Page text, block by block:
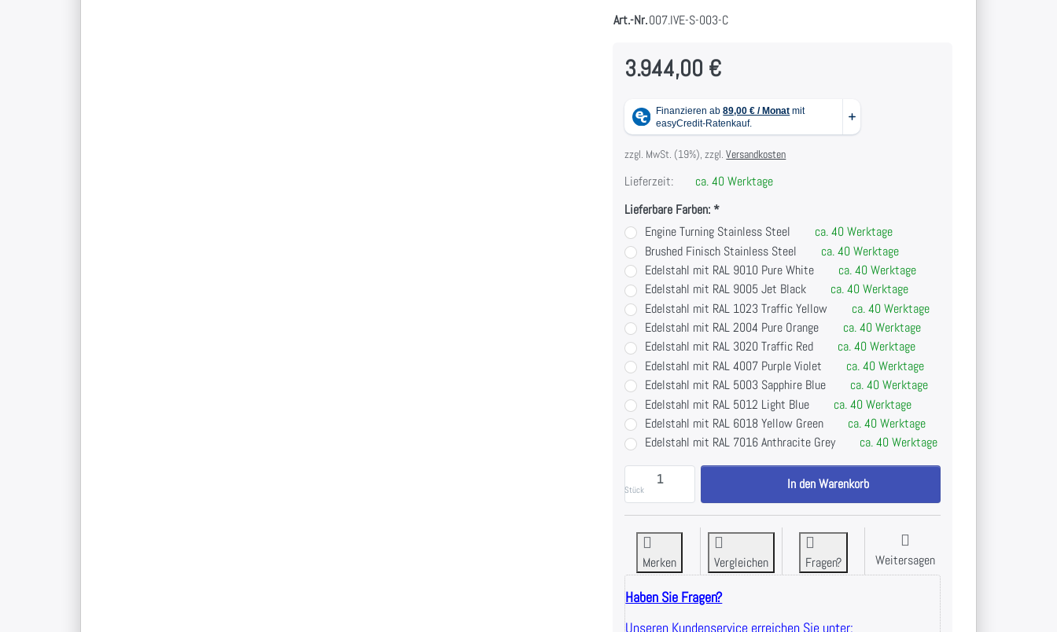
Art.-Nr.007.IVE-S-003-C
3.944,00 €
zzgl. MwSt. (19%), zzgl.Versandkosten
Lieferzeit:
ca. 40 Werktage
Lieferbare Farben:
Engine Turning Stainless Steel
ca. 40 Werktage
Brushed Finisch Stainless Steel
ca. 40 Werktage
Edelstahl mit RAL 9010 Pure White
ca. 40 Werktage
Edelstahl mit RAL 9005 Jet Black
ca. 40 Werktage
Edelstahl mit RAL 1023 Traffic Yellow
ca. 40 Werktage
Edelstahl mit RAL 2004 Pure Orange
ca. 40 Werktage
Edelstahl mit RAL 3020 Traffic Red
ca. 40 Werktage
Edelstahl mit RAL 4007 Purple Violet
ca. 40 Werktage
Edelstahl mit RAL 5003 Sapphire Blue
ca. 40 Werktage
Edelstahl mit RAL 5012 Light Blue
ca. 40 Werktage
Edelstahl mit RAL 6018 Yellow Green
ca. 40 Werktage
Edelstahl mit RAL 7016 Anthracite Grey
ca. 40 Werktage
Stück
IVE Chin Up Dip Flying Pull Up - Outdoor Kraftgeräte - Edelstahl zu
In den Warenkorb
Merken Vergleichen Fragen? Weitersagen
Haben Sie Fragen?
Unseren Kundenservice erreichen Sie unter: